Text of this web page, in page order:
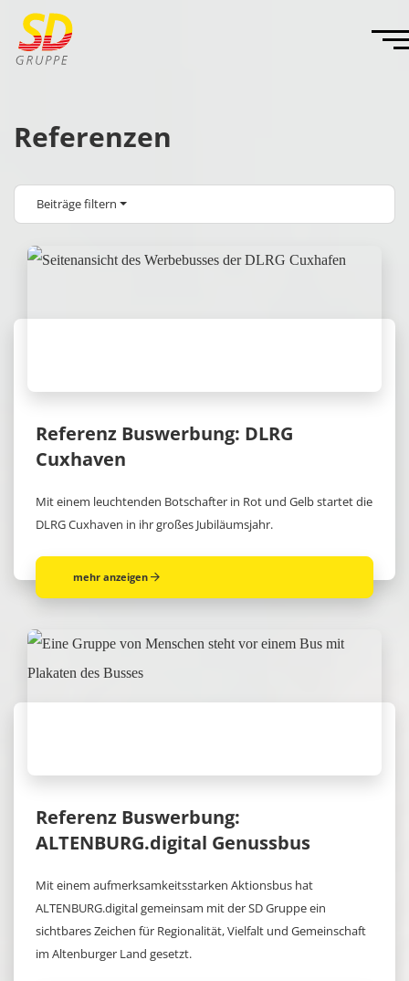
Referenzen
Beiträge filtern
Referenz Buswerbung: DLRG
Cuxhaven
Mit einem leuchtenden Botschafter in Rot und Gelb startet die
DLRG Cuxhaven in ihr großes Jubiläumsjahr.
mehr anzeigen
Referenz Buswerbung:
ALTENBURG.digital Genussbus
Mit einem aufmerksamkeitsstarken Aktionsbus hat
ALTENBURG.digital gemeinsam mit der SD Gruppe ein
sichtbares Zeichen für Regionalität, Vielfalt und Gemeinschaft
im Altenburger Land gesetzt.